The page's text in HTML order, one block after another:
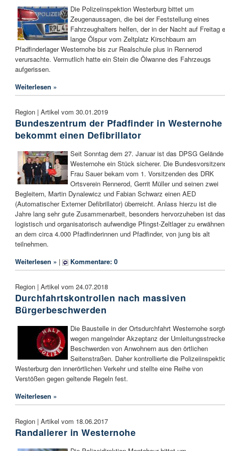
Die Polizeiinspektion Westerburg bittet um
Zeugenaussagen, die bei der Feststellung eines
Fahrzeughalters helfen, der in der Nacht auf Freitag
lange Ölspur vom Zeltplatz Kirschbaum am
Pfadfinderlager Westernohe bis zur Realschule plus in Rennerod
verursachte. Vermutlich hatte ein Stein die Ölwanne des Fahrzeugs
aufgerissen.
Weiterlesen »
Region | Artikel vom 30.01.2019
Bundeszentrum der Pfadfinder in Westernohe
bekommt einen Defibrillator
Seit Sonntag dem 27. Januar ist das DPSG
Westernohe ein Stück sicherer. Die
Frau Sauer bekam vom 1. Vorsitzenden des DRK
Ortsverein Rennerod, Gerrit Müller und seinen zwei
Begleitern, Martin Dynalewicz und Fabian Schwarz einen AED
(Automatischer Externer Defibrillator) überreicht. Anlass hierzu ist die
Jahre lang sehr gute Zusammenarbeit, besonders hervorzuheben ist das
logistisch und organisatorisch aufwendige Pfingst-Zeltlager zu
an dem circa 4.000 Pfadfinderinnen und Pfadfinder, von jung bis alt
teilnehmen.
Weiterlesen » | Kommentare: 0
Region | Artikel vom 24.07.2018
Durchfahrtskontrollen nach massiven
Bürgerbeschwerden
Die Baustelle in der Ortsdurchfahrt Westernohe
wegen mangelnder Akzeptanz der
Beschwerden von Anwohnern aus den örtlichen
Seitenstraßen. Daher kontrollierte die
Westerburg den innerörtlichen Verkehr und stellte eine Reihe von
Verstößen gegen geltende Regeln fest.
Weiterlesen »
Region | Artikel vom 18.06.2017
Randalierer in Westernohe